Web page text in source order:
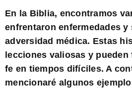
En la Biblia, encontramos
enfrentaron enfermedades y
adversidad médica. Estas
lecciones valiosas y
fe en tiempos difíciles. A
mencionaré algunos